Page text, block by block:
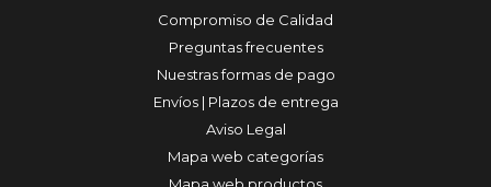
Compromiso de Calidad
Preguntas frecuentes
Nuestras formas de pago
Envíos | Plazos de entrega
Aviso Legal
Mapa web categorías
Mapa web productos